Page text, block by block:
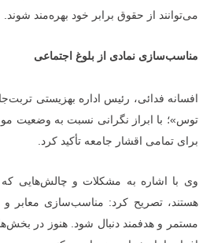
می‌توانند از حقوق برابر خود بهره‌مند شوند.
مناسب‌سازی نمادی از بلوغ اجتماعی
افسانه فدائی، رئیس اداره بهزیستی
توس»؛ با ابراز نگرانی نسبت به
برای تمامی اقشار جامعه تأکید کرد.
وی با اشاره به مشکلات و چالش‌هایی که
هستند، تصریح کرد: مناسب‌سازی
مستمر و هدفمند دنبال شود. هنوز در